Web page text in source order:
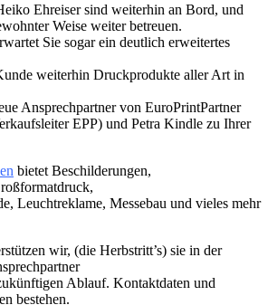
Ehreiser sind weiterhin an Bord, und
Weise weiter betreuen.
Sie sogar ein deutlich erweitertes
weiterhin Druckprodukte aller Art in
Ansprechpartner von EuroPrintPartner
EPP) und Petra Kindle zu Ihrer
bietet Beschilderungen,
Leuchtreklame, Messebau und vieles mehr
wir, (die Herbstritt’s) sie in der
Ablauf. Kontaktdaten und
bestehen.